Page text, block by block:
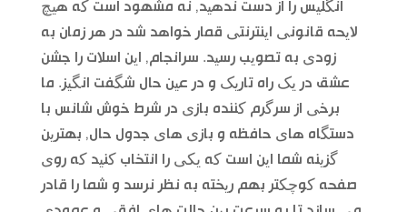
انگلیس را از دست ندهید, نه مشهود است که هیچ
لایحه قانونی اینترنتی قمار خواهد شد در هر زمان به
زودی به تصویب رسید. سرانجام, این اسلات را جشن
عشق در یک راه تاریک و در عین حال شگفت انگیز. ما
برخی از سرگرم کننده بازی در شرط خوش شانس با
دستگاه های حافظه و بازی های جدول حال, بهترین
گزینه شما این است که یکی را انتخاب کنید که روی
صفحه کوچکتر بهم ریخته به نظر نرسد و شما را قادر